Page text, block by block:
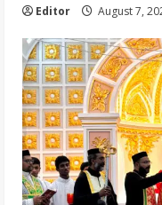
Editor August 7,